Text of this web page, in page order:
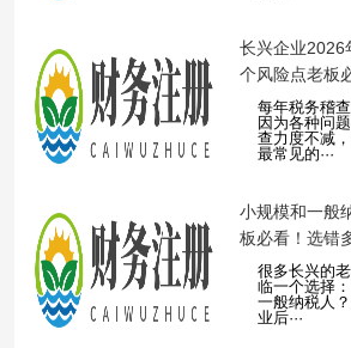
长兴企业2026
个风险点老板
每年税务稽
因为各种问
查力度不减
最常见的···
小规模和一般
板必看！选错
很多长兴的
临一个选择
一般纳税人
业后···